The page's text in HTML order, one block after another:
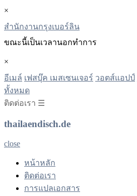
×
สํานักงานกรุงเบอร์ลิน
ขณะนี้เป็นเวลานอกทําการ
×
อีเมล์ เฟสบุ๊ค เมสเซนเจอร์ วอตส์แอปป์
ทั้งหมด
ติดต่อเรา ☰
thailaendisch.de
close
หน้าหลัก
ติดต่อเรา
การแปลเอกสาร